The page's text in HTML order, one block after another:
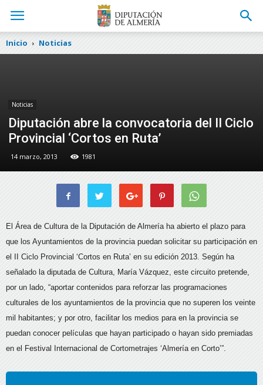
Inicio Noticias
Noticias
Diputación abre la convocatoria del II Ciclo
Provincial ‘Cortos en Ruta’
14 marzo, 2013 1981
El Área de Cultura de la Diputación de Almería ha abierto el plazo para
que los Ayuntamientos de la provincia puedan solicitar su participación en
el II Ciclo Provincial ‘Cortos en Ruta’ en su edición 2013. Según ha
señalado la diputada de Cultura, María Vázquez, este circuito pretende,
por un lado, “aportar contenidos para reforzar las programaciones
culturales de los ayuntamientos de la provincia que no superen los veinte
mil habitantes; y por otro, facilitar los medios para en la provincia se
puedan conocer películas que hayan participado o hayan sido premiadas
en el Festival Internacional de Cortometrajes ‘Almería en Corto’”.